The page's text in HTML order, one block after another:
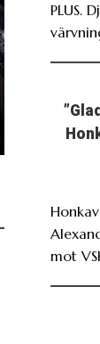
PLUS.
mot